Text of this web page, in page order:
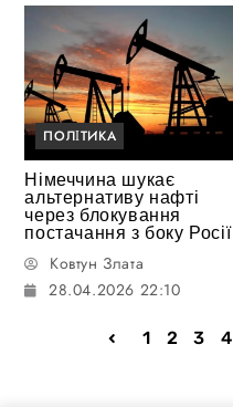
ПОЛІТИКА
Німеччина шукає
альтернативу нафті
через блокування
постачання з боку Росії
Ковтун Злата
28.04.2026 22:10
1 2 3 4